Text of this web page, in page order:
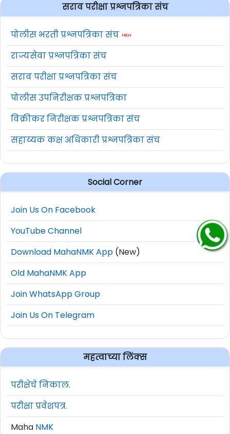
सराव परीक्षा प्रश्नपत्रिका संच
पोलीस भरती प्रश्नपत्रिका संच
राज्यसेवा प्रश्नपत्रिका संच
सराव परीक्षा प्रश्नपत्रिका संच
पोलीस उपनिरीक्षक प्रश्नपत्रिका
विक्रीकर निरीक्षक प्रश्नपत्रिका संच
सहाय्यक कक्ष अधिकारी प्रश्नपत्रिका संच
Social Corner
Join Us On Facebook
YouTube Channel
Download MahaNMK App (New)
Old MahaNMK App
Join WhatsApp Group
Join Us On Telegram
महत्वाच्या लिंक्स
परीक्षेचे निकाल.
परीक्षा प्रवेशपत्र.
Maha NMK